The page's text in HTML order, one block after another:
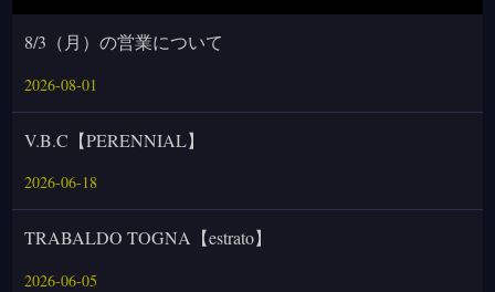
8/3（月）の営業について
2026-08-01
V.B.C【PERENNIAL】
2026-06-18
TRABALDO TOGNA【estrato】
2026-06-05